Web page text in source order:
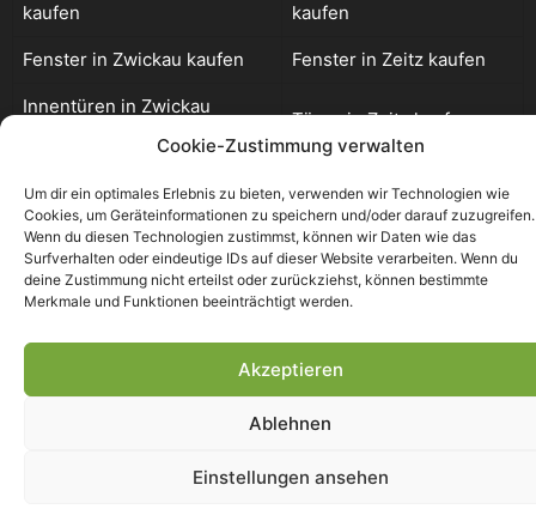
Cookie-Zustimmung verwalten
Um dir ein optimales Erlebnis zu bieten, verwenden wir Technologien wie
Cookies, um Geräteinformationen zu speichern und/oder darauf zuzugreifen.
Wenn du diesen Technologien zustimmst, können wir Daten wie das
Surfverhalten oder eindeutige IDs auf dieser Website verarbeiten. Wenn du
deine Zustimmung nicht erteilst oder zurückziehst, können bestimmte
Merkmale und Funktionen beeinträchtigt werden.
Akzeptieren
Ablehnen
Einstellungen ansehen
kaufen
kaufen
Fenster in Zwickau kaufen Fenster in Zeitz kaufen
Innentüren in Zwickau
Türen in Zeitz kaufen
Rolladen in Zeitz kaufen
kaufen
Sicherheitstechnik in Zeitz
kaufen